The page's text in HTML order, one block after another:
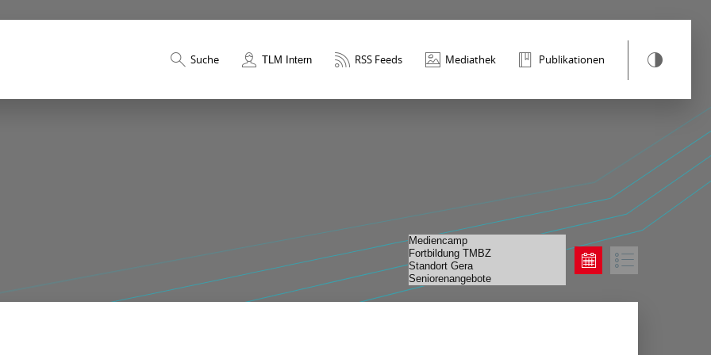
Suche TLM Intern RSS Feeds Mediathek Publikationen